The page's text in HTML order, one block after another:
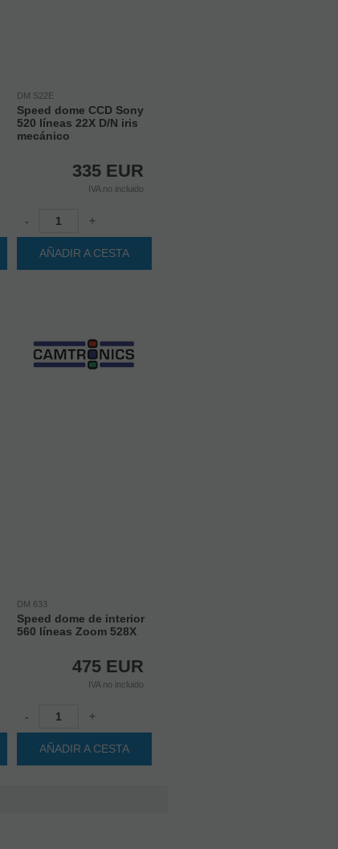
DM S22E
Speed dome CCD Sony
520 líneas 22X D/N iris
mecánico
335 EUR
IVA no incluido
- +
AÑADIR A CESTA
DM 633
Speed dome de interior
560 líneas Zoom 528X
475 EUR
IVA no incluido
- +
AÑADIR A CESTA